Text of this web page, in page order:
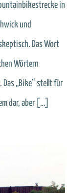
in
und
Das Wort
Wörtern
Das „Bike“ stellt für
dar, aber […]